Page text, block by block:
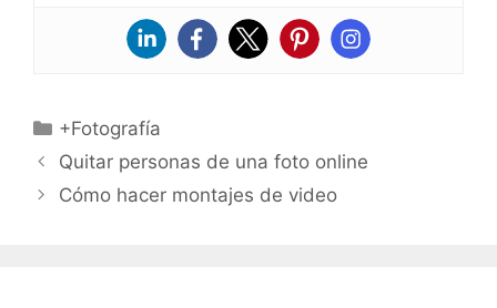
Categorías
+Fotografía
Quitar personas de una foto online
Cómo hacer montajes de video